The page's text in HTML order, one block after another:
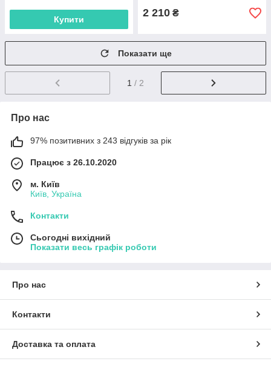
Купити
2 210 ₴
Показати ще
1 / 2
Про нас
97% позитивних з 243 відгуків за рік
Працює з 26.10.2020
м. Київ
Київ, Україна
Контакти
Сьогодні вихідний
Показати весь графік роботи
Про нас
Контакти
Доставка та оплата